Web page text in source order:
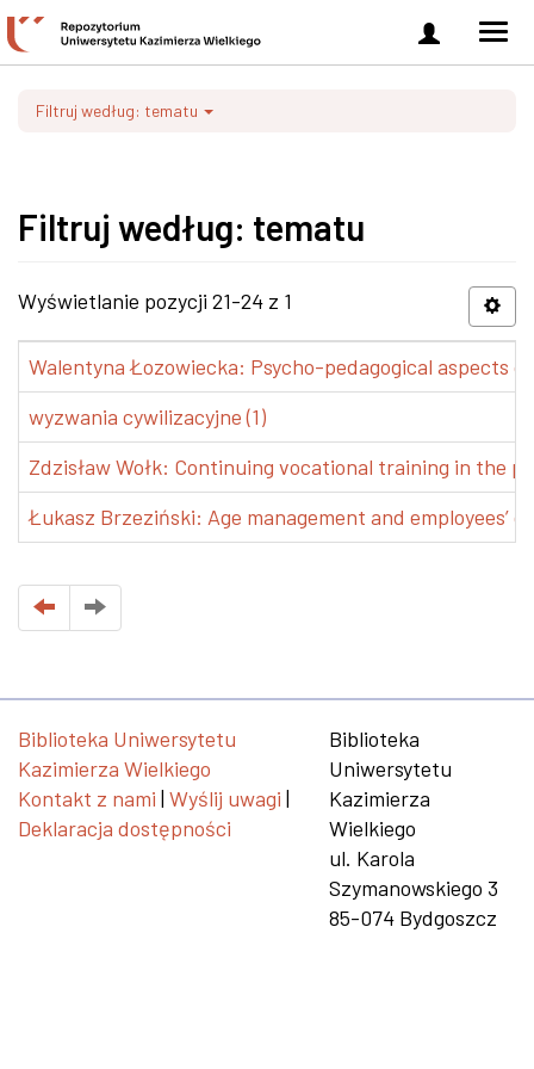
Zaloguj
się
Filtruj według: tematu
Filtruj według: tematu
Wyświetlanie pozycji 21-24 z 1
Walentyna Łozowiecka: Psycho-pedagogical aspects
wyzwania cywilizacyjne (1)
Zdzisław Wołk: Continuing vocational training in the
Łukasz Brzeziński: Age management and employees’
Biblioteka Uniwersytetu
Kazimierza Wielkiego
Kontakt z nami | Wyślij uwagi |
Deklaracja dostępności
Biblioteka
Uniwersytetu
Kazimierza
Wielkiego
ul. Karola
Szymanowskiego 3
85-074 Bydgoszcz